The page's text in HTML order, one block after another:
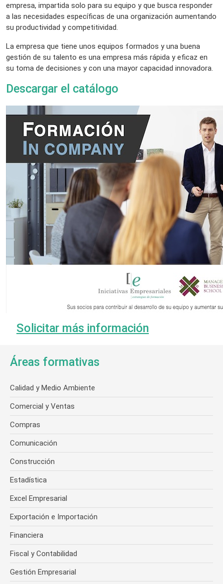
empresa, impartida solo para su equipo y que busca responder
a las necesidades específicas de una organización aumentando
su productividad y competitividad.
La empresa que tiene unos equipos formados y una buena
gestión de su talento es una empresa más rápida y eficaz en
su toma de decisiones y con una mayor capacidad innovadora.
Descargar el catálogo
Solicitar más información
Áreas formativas
Calidad y Medio Ambiente
Comercial y Ventas
Compras
Comunicación
Construcción
Estadística
Excel Empresarial
Exportación e Importación
Financiera
Fiscal y Contabilidad
Gestión Empresarial